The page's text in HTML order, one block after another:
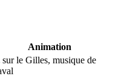
Animation
le Gilles, musique de